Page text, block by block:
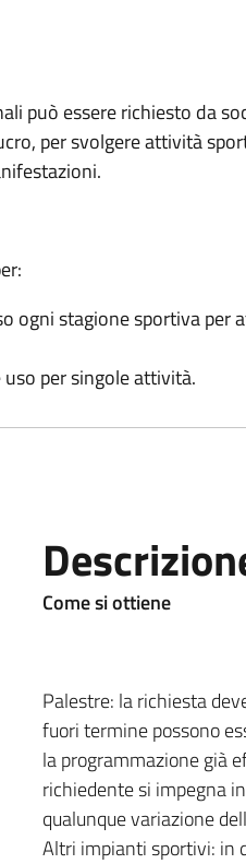
può essere richiesto da
per svolgere attività
ogni stagione sportiva per
per singole attività.
Come si ottiene
Palestre: la richiesta
fuori termine possono
la programmazione già
richiedente si impegna
qualunque variazione
Altri impianti sportivi: in